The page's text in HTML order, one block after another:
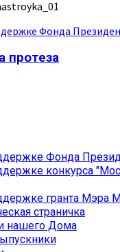
Фонда
протеза
Фонда
конкурса
гранта Мэра
страничка
нашего Дома